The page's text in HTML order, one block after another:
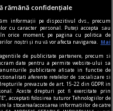
și cele privind
rămână confidențiale
informații pe dispozitivul dvs., precum
cu caracter personal. Puteți accepta sau
orice moment, pe pagina cu politica de
noștri și nu vă vor afecta navigarea.
Mai
de publicitate partenere, precum si
date pentru a permite website-ului sa
publicitare afisate in functie de
aferente retelelor de socializare si
prevazute de art. 15-22 din GDPR in
Aceste drepturi pot fi exercitate prin
acceptati folosirea tuturor Tehnologiilor de
la stocarea/accesarea informatiilor de catre